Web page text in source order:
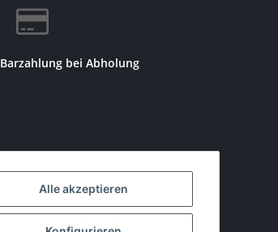
Alle akzeptieren
Barzahlung bei Abholung